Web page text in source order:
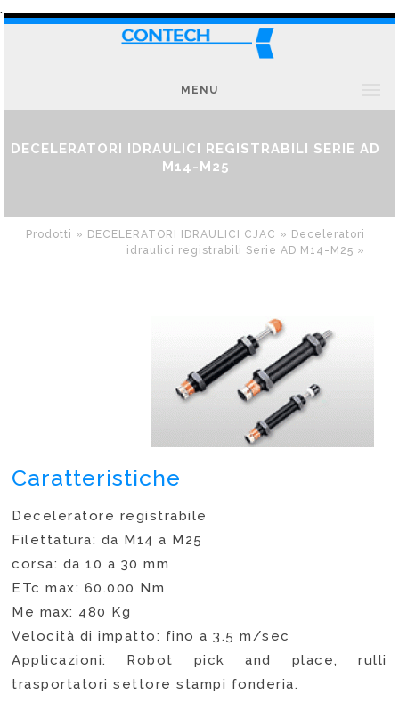
.
MENU
DECELERATORI IDRAULICI REGISTRABILI SERIE AD
M14-M25
Prodotti » DECELERATORI IDRAULICI CJAC » Deceleratori
idraulici registrabili Serie AD M14-M25 »
Caratteristiche
Deceleratore registrabile
Filettatura: da M14 a M25
corsa: da 10 a 30 mm
ETc max: 60.000 Nm
Me max: 480 Kg
Velocità di impatto: fino a 3.5 m/sec
Applicazioni: Robot pick and place, rulli
trasportatori settore stampi fonderia.